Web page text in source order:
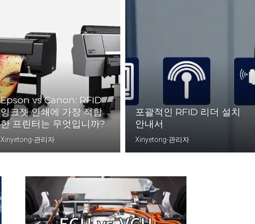
Epson vs Canon: RFID
잉크젯 인쇄에 가장 적합
한 프린터는 무엇입니까?
Xinyetong-관리자
포괄적인 RFID 리더 설치
안내서
Xinyetong-관리자